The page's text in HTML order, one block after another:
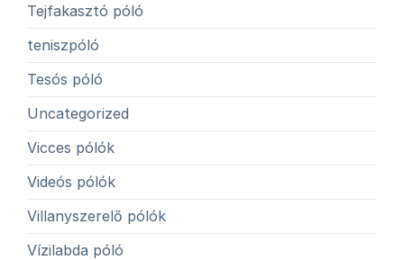
Tejfakasztó póló
teniszpóló
Tesós póló
Uncategorized
Vicces pólók
Videós pólók
Villanyszerelő pólók
Vízilabda póló